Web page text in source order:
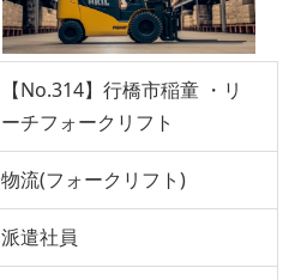
【No.314】行橋市稲童 ・リ
ーチフォークリフト
物流(フォークリフト)
派遣社員